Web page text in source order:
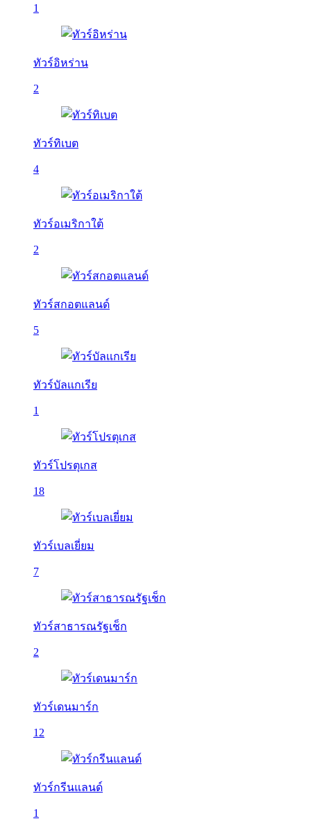
1
ทัวร์อิหร่าน
2
ทัวร์ทิเบต
4
ทัวร์อเมริกาใต้
2
ทัวร์สกอตแลนด์
5
ทัวร์บัลเเกเรีย
1
ทัวร์โปรตุเกส
18
ทัวร์เบลเยี่ยม
7
ทัวร์สาธารณรัฐเช็ก
2
ทัวร์เดนมาร์ก
12
ทัวร์กรีนแลนด์
1